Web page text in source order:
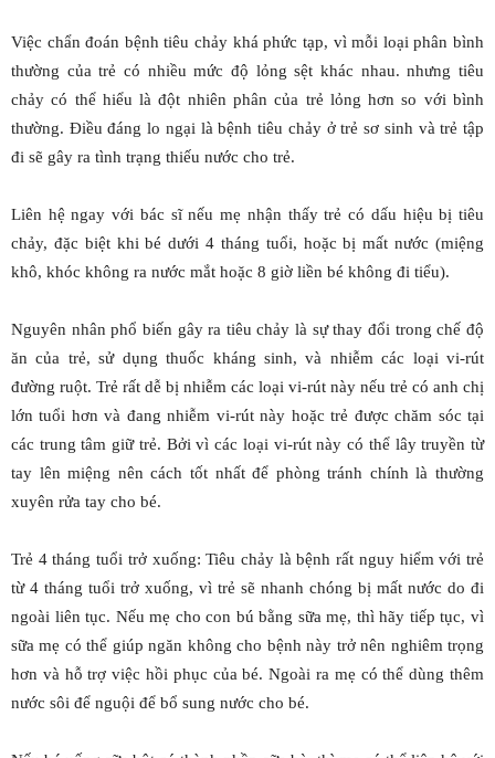
Việc chẩn đoán bệnh tiêu chảy khá phức tạp, vì mỗi loại phân bình
thường của trẻ có nhiều mức độ lỏng sệt khác nhau. nhưng tiêu
chảy có thể hiểu là đột nhiên phân của trẻ lỏng hơn so với bình
thường. Điều đáng lo ngại là bệnh tiêu chảy ở trẻ sơ sinh và trẻ tập
đi sẽ gây ra tình trạng thiếu nước cho trẻ.
Liên hệ ngay với bác sĩ nếu mẹ nhận thấy trẻ có dấu hiệu bị tiêu
chảy, đặc biệt khi bé dưới 4 tháng tuổi, hoặc bị mất nước (miệng
khô, khóc không ra nước mắt hoặc 8 giờ liền bé không đi tiểu).
Nguyên nhân phổ biến gây ra tiêu chảy là sự thay đổi trong chế độ
ăn của trẻ, sử dụng thuốc kháng sinh, và nhiễm các loại vi-rút
đường ruột. Trẻ rất dễ bị nhiễm các loại vi-rút này nếu trẻ có anh chị
lớn tuổi hơn và đang nhiễm vi-rút này hoặc trẻ được chăm sóc tại
các trung tâm giữ trẻ. Bởi vì các loại vi-rút này có thể lây truyền từ
tay lên miệng nên cách tốt nhất để phòng tránh chính là thường
xuyên rửa tay cho bé.
Trẻ 4 tháng tuổi trở xuống: Tiêu chảy là bệnh rất nguy hiểm với trẻ
từ 4 tháng tuổi trở xuống, vì trẻ sẽ nhanh chóng bị mất nước do đi
ngoài liên tục. Nếu mẹ cho con bú bằng sữa mẹ, thì hãy tiếp tục, vì
sữa mẹ có thể giúp ngăn không cho bệnh này trở nên nghiêm trọng
hơn và hỗ trợ việc hồi phục của bé. Ngoài ra mẹ có thể dùng thêm
nước sôi để nguội để bổ sung nước cho bé.